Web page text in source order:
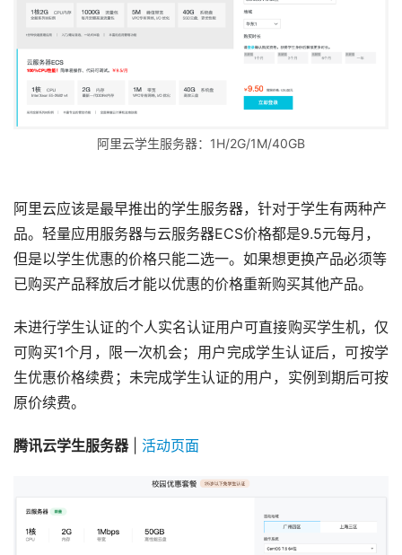
阿里云学生服务器：1H/2G/1M/40GB
阿里云应该是最早推出的学生服务器，针对于学生有两种产
品。轻量应用服务器与云服务器ECS价格都是9.5元每月，
但是以学生优惠的价格只能二选一。如果想更换产品必须等
已购买产品释放后才能以优惠的价格重新购买其他产品。
未进行学生认证的个人实名认证用户可直接购买学生机，仅
可购买1个月，限一次机会；用户完成学生认证后，可按学
生优惠价格续费；未完成学生认证的用户，实例到期后可按
原价续费。
腾讯云学生服务器 | 活动页面